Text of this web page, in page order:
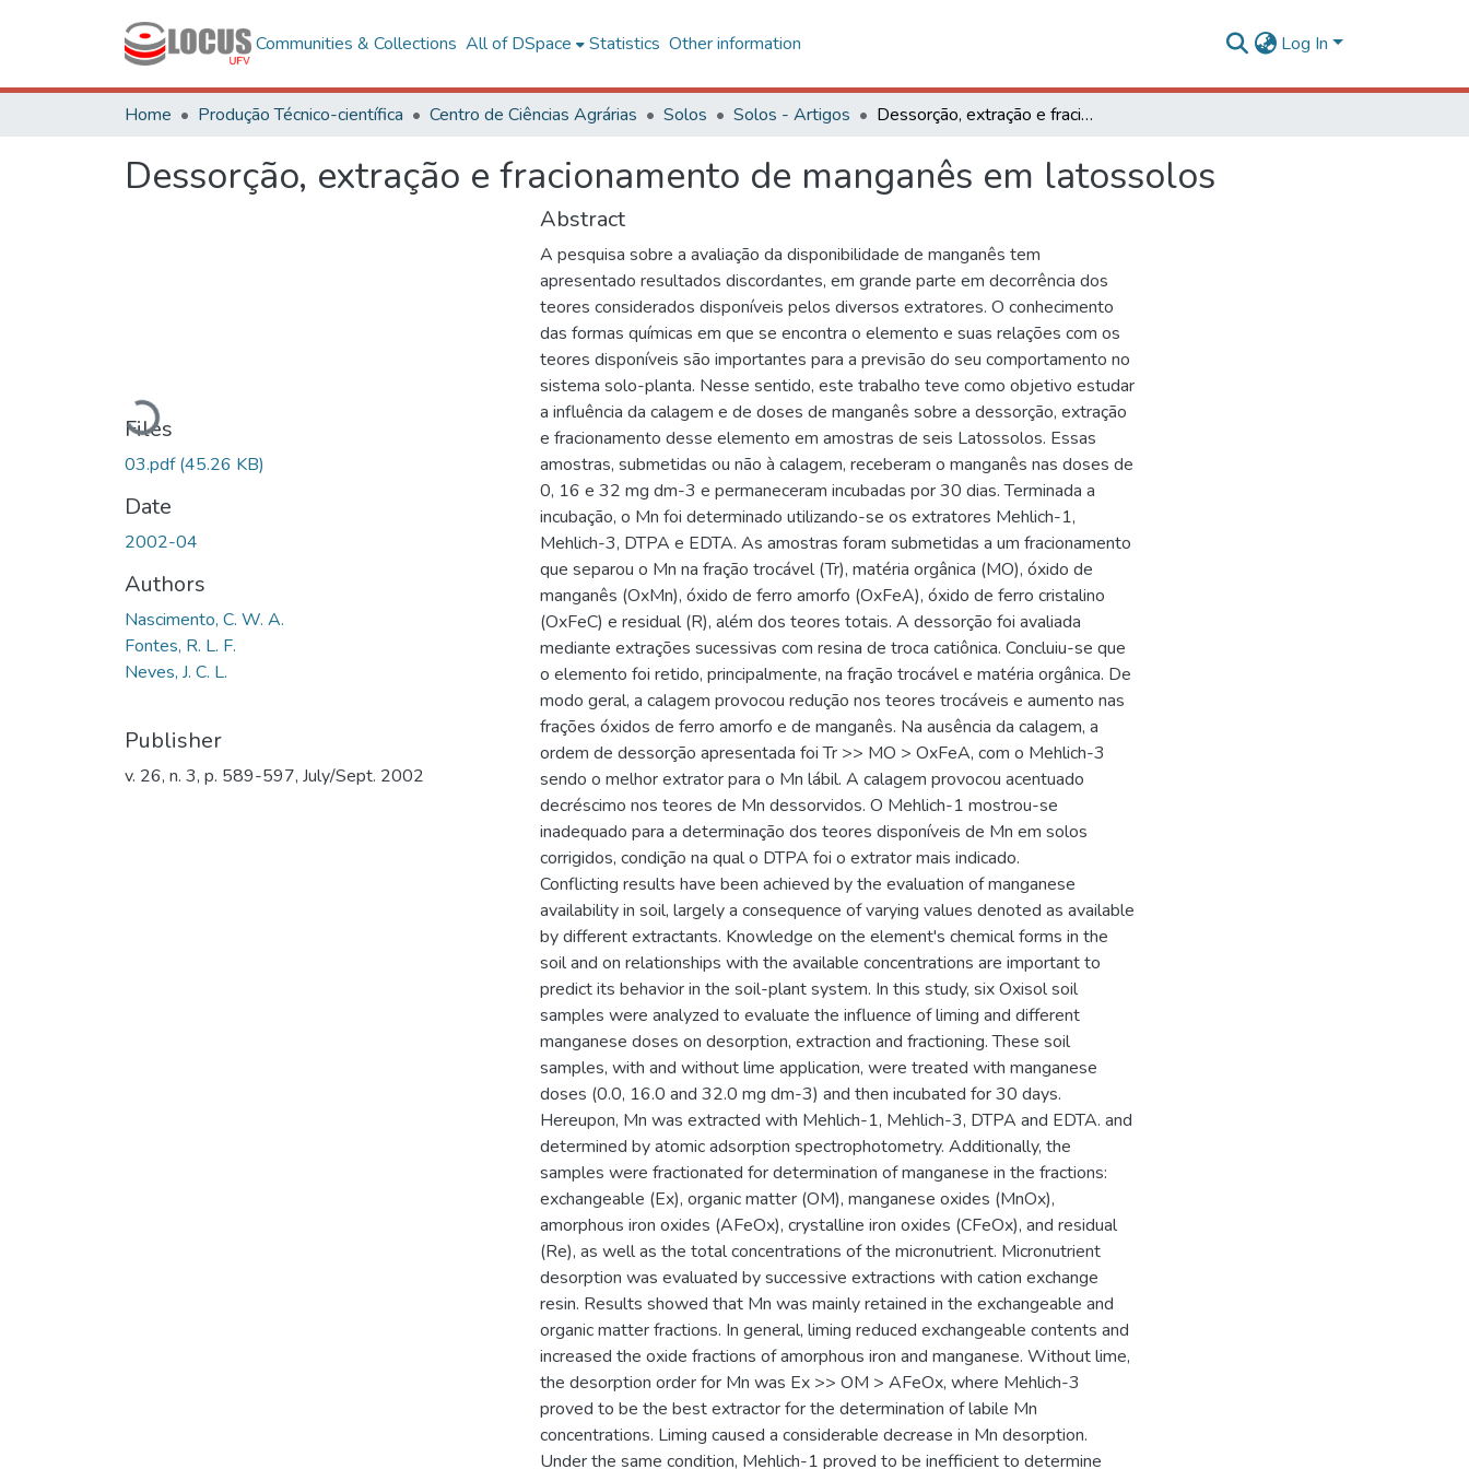
Communities & Collections All of DSpace Statistics Other information Log In
Home Produção Técnico-científica Centro de Ciências Agrárias Solos Solos - Artigos Dessorção, extração e fracionamento de manganês em latossolos
Dessorção, extração e fracionamento de manganês em latossolos
Loading...
Files
03.pdf(45.26 KB)
Date
2002-04
Authors
Nascimento, C. W. A.
Fontes, R. L. F.
Neves, J. C. L.
Publisher
v. 26, n. 3, p. 589-597, July/Sept. 2002
Abstract
A pesquisa sobre a avaliação da disponibilidade de manganês tem
apresentado resultados discordantes, em grande parte em decorrência dos
teores considerados disponíveis pelos diversos extratores. O conhecimento
das formas químicas em que se encontra o elemento e suas relações com os
teores disponíveis são importantes para a previsão do seu comportamento no
sistema solo-planta. Nesse sentido, este trabalho teve como objetivo estudar
a influência da calagem e de doses de manganês sobre a dessorção, extração
e fracionamento desse elemento em amostras de seis Latossolos. Essas
amostras, submetidas ou não à calagem, receberam o manganês nas doses de
0, 16 e 32 mg dm-3 e permaneceram incubadas por 30 dias. Terminada a
incubação, o Mn foi determinado utilizando-se os extratores Mehlich-1,
Mehlich-3, DTPA e EDTA. As amostras foram submetidas a um fracionamento
que separou o Mn na fração trocável (Tr), matéria orgânica (MO), óxido de
manganês (OxMn), óxido de ferro amorfo (OxFeA), óxido de ferro cristalino
(OxFeC) e residual (R), além dos teores totais. A dessorção foi avaliada
mediante extrações sucessivas com resina de troca catiônica. Concluiu-se que
o elemento foi retido, principalmente, na fração trocável e matéria orgânica. De
modo geral, a calagem provocou redução nos teores trocáveis e aumento nas
frações óxidos de ferro amorfo e de manganês. Na ausência da calagem, a
ordem de dessorção apresentada foi Tr >> MO > OxFeA, com o Mehlich-3
sendo o melhor extrator para o Mn lábil. A calagem provocou acentuado
decréscimo nos teores de Mn dessorvidos. O Mehlich-1 mostrou-se
inadequado para a determinação dos teores disponíveis de Mn em solos
corrigidos, condição na qual o DTPA foi o extrator mais indicado.
Conflicting results have been achieved by the evaluation of manganese
availability in soil, largely a consequence of varying values denoted as available
by different extractants. Knowledge on the element's chemical forms in the
soil and on relationships with the available concentrations are important to
predict its behavior in the soil-plant system. In this study, six Oxisol soil
samples were analyzed to evaluate the influence of liming and different
manganese doses on desorption, extraction and fractioning. These soil
samples, with and without lime application, were treated with manganese
doses (0.0, 16.0 and 32.0 mg dm-3) and then incubated for 30 days.
Hereupon, Mn was extracted with Mehlich-1, Mehlich-3, DTPA and EDTA. and
determined by atomic adsorption spectrophotometry. Additionally, the
samples were fractionated for determination of manganese in the fractions:
exchangeable (Ex), organic matter (OM), manganese oxides (MnOx),
amorphous iron oxides (AFeOx), crystalline iron oxides (CFeOx), and residual
(Re), as well as the total concentrations of the micronutrient. Micronutrient
desorption was evaluated by successive extractions with cation exchange
resin. Results showed that Mn was mainly retained in the exchangeable and
organic matter fractions. In general, liming reduced exchangeable contents and
increased the oxide fractions of amorphous iron and manganese. Without lime,
the desorption order for Mn was Ex >> OM > AFeOx, where Mehlich-3
proved to be the best extractor for the determination of labile Mn
concentrations. Liming caused a considerable decrease in Mn desorption.
Under the same condition, Mehlich-1 proved to be inefficient to determine